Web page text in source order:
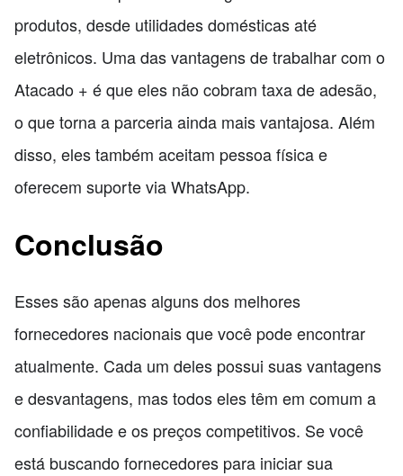
produtos, desde utilidades domésticas até
eletrônicos. Uma das vantagens de trabalhar com o
Atacado + é que eles não cobram taxa de adesão,
o que torna a parceria ainda mais vantajosa. Além
disso, eles também aceitam pessoa física e
oferecem suporte via WhatsApp.
Conclusão
Esses são apenas alguns dos melhores
fornecedores nacionais que você pode encontrar
atualmente. Cada um deles possui suas vantagens
e desvantagens, mas todos eles têm em comum a
confiabilidade e os preços competitivos. Se você
está buscando fornecedores para iniciar sua